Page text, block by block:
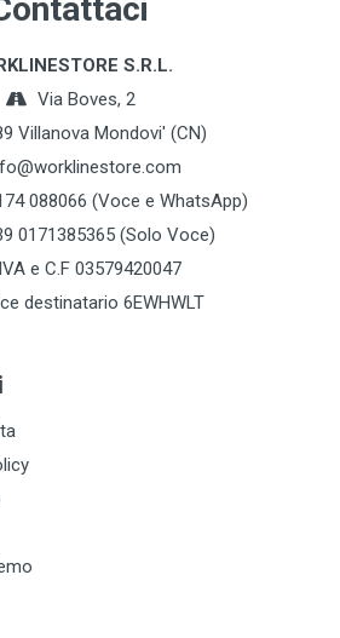
S.R.L.
Via Boves, 2
Villanova Mondovi' (CN)
088066 (Voce e WhatsApp)
0171385365 (Solo Voce)
e C.F 03579420047
destinatario 6EWHWLT